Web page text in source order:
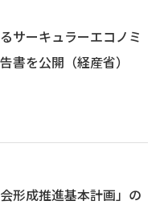
サーキュラーエコノミ
書を公開（経産省）
形成推進基本計画」の